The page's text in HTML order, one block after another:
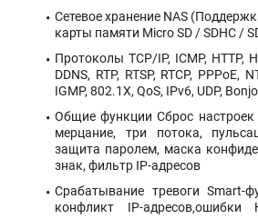
Сетевое хранение NAS
карты памяти Micro SD / SDHC /
Протоколы TCP/IP, ICMP, HTTP,
DDNS, RTP, RTSP, RTCP, PPPoE,
IGMP, 802.1X, QoS, IPv6, UDP,
Общие функции Сброс настроек
мерцание, три потока,
защита паролем, маска
знак, фильтр IP-адресов
Срабатывание тревоги Smart-
конфликт IP-адресов,ошибки